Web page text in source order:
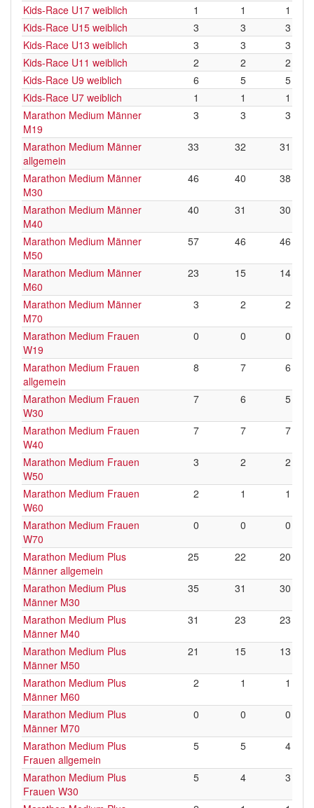
Kids-Race U17 weiblich
1 1
1
Kids-Race U15 weiblich
3 3
3
Kids-Race U13 weiblich
3 3
3
Kids-Race U11 weiblich
2 2
2
Kids-Race U9 weiblich
6 5
5
Kids-Race U7 weiblich
1 1
1
Marathon Medium Männer
M19
3 3 3
Marathon Medium Männer
allgemein
33 32 31
Marathon Medium Männer
M30
46 40 38
Marathon Medium Männer
M40
40 31 30
Marathon Medium Männer
M50
57 46 46
Marathon Medium Männer
M60
23 15 14
Marathon Medium Männer
M70
3 2 2
Marathon Medium Frauen
W19
0 0 0
Marathon Medium Frauen
allgemein
8 7 6
Marathon Medium Frauen
W30
7 6 5
Marathon Medium Frauen
W40
7 7 7
Marathon Medium Frauen
W50
3 2 2
Marathon Medium Frauen
W60
2 1 1
Marathon Medium Frauen
W70
0 0 0
Marathon Medium Plus
Männer allgemein
25 22 20
Marathon Medium Plus
Männer M30
35 31 30
Marathon Medium Plus
Männer M40
31 23 23
Marathon Medium Plus
Männer M50
21 15 13
Marathon Medium Plus
Männer M60
2 1 1
Marathon Medium Plus
Männer M70
0 0 0
Marathon Medium Plus
Frauen allgemein
5 5 4
Marathon Medium Plus
Frauen W30
5 4 3